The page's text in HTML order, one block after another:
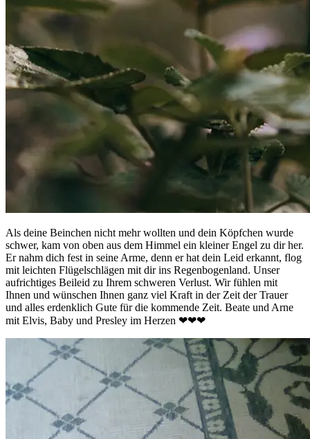
Als deine Beinchen nicht mehr wollten und dein Köpfchen wurde
schwer, kam von oben aus dem Himmel ein kleiner Engel zu dir her.
Er nahm dich fest in seine Arme, denn er hat dein Leid erkannt, flog
mit leichten Flügelschlägen mit dir ins Regenbogenland. Unser
aufrichtiges Beileid zu Ihrem schweren Verlust. Wir fühlen mit
Ihnen und wünschen Ihnen ganz viel Kraft in der Zeit der Trauer
und alles erdenklich Gute für die kommende Zeit. Beate und Arne
mit Elvis, Baby und Presley im Herzen ❤❤❤